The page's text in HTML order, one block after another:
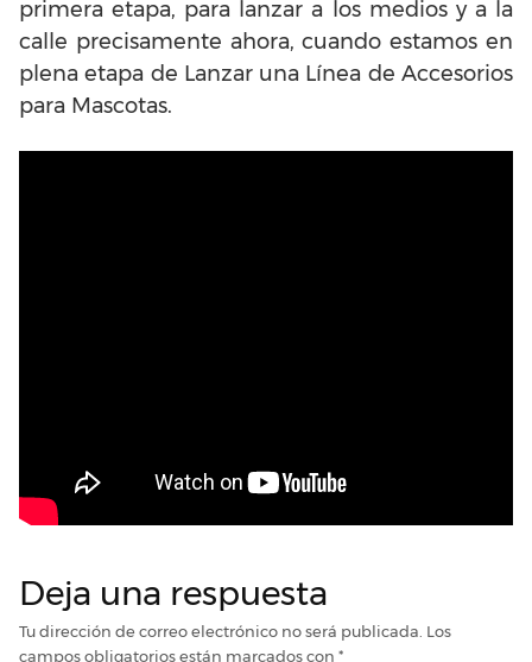
primera etapa, para lanzar a los medios y a la
calle precisamente ahora, cuando estamos en
plena etapa de Lanzar una Línea de Accesorios
para Mascotas.
Deja una respuesta
Tu dirección de correo electrónico no será publicada. Los
campos obligatorios están marcados con *